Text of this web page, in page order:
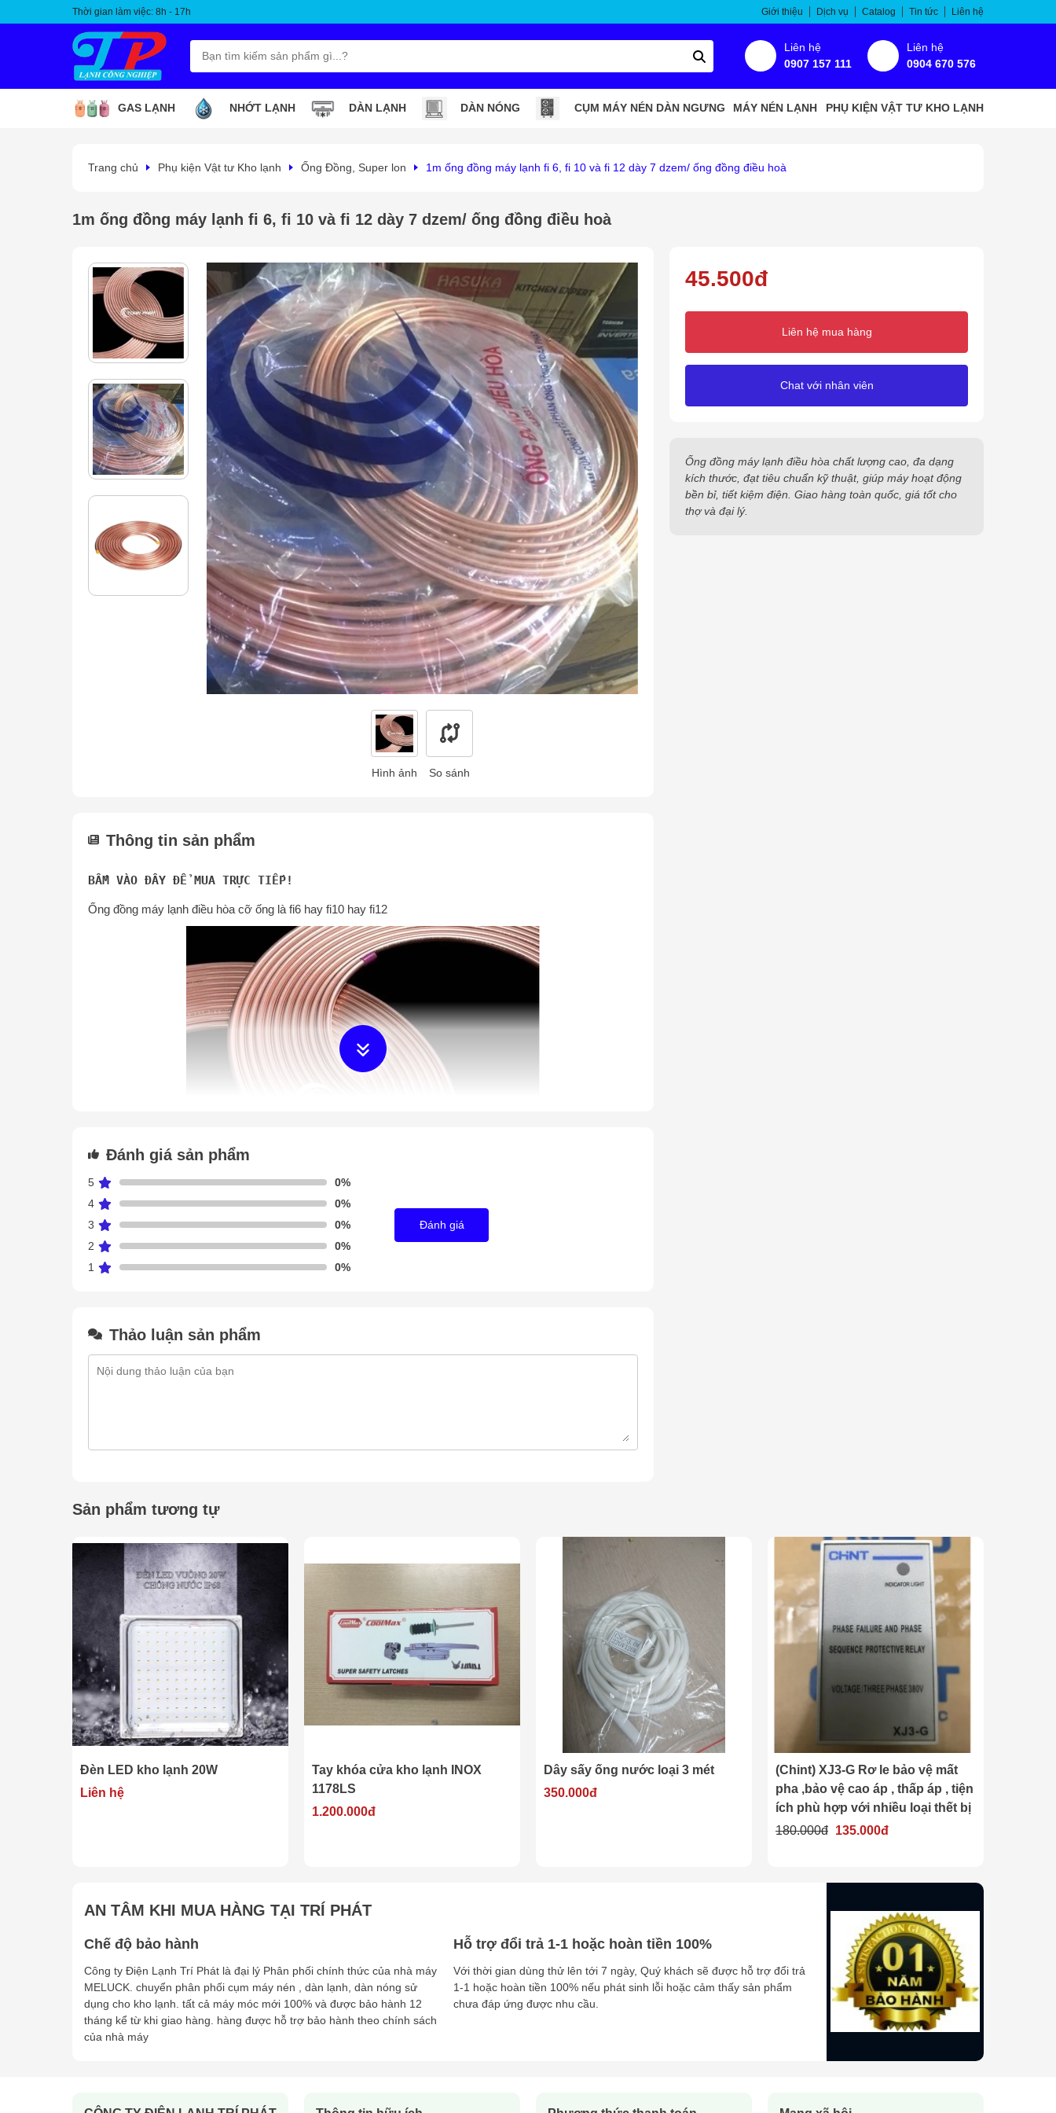
Thời gian làm việc: 8h - 17h Giới thiệu Dịch vụ Catalog Tin tức Liên hệ
Liên hệ
0907 157 111
Liên hệ
0904 670 576
GAS LẠNH NHỚT LẠNH DÀN LẠNH DÀN NÓNG CỤM MÁY NÉN DÀN NGƯNG MÁY NÉN LẠNH PHỤ KIỆN VẬT TƯ KHO LẠNH
Trang chủ Phụ kiện Vật tư Kho lạnh Ống Đồng, Super lon 1m ống đồng máy lạnh fi 6, fi 10 và fi 12 dày 7 dzem/ ống đồng điều hoà
1m ống đồng máy lạnh fi 6, fi 10 và fi 12 dày 7 dzem/ ống đồng điều hoà
45.500đ
Liên hệ mua hàng
Chat với nhân viên
Ống đồng máy lạnh điều hòa chất lượng cao, đa dạng
kích thước, đạt tiêu chuẩn kỹ thuật, giúp máy hoạt động
bền bỉ, tiết kiệm điện. Giao hàng toàn quốc, giá tốt cho
thợ và đại lý.
Hình ảnh So sánh
Thông tin sản phẩm
BẤM VÀO ĐÂY ĐỂ MUA TRỰC TIẾP!
Ống đồng máy lạnh điều hòa cỡ ống là fi6 hay fi10 hay fi12
cảm biến nhiệt, vv...
Đối với điều hòa 9000BTU ->12000BTU thông thường dùng cặp ống fi 6 / fi 10mm
Đánh giá sản phẩm
5
0%
4
0%
3
0%
2
0%
1
0%
Đánh giá
Thảo luận sản phẩm
Sản phẩm tương tự
LED kho lạnh 20W
Tay khóa cửa kho lạnh INOX
Dây sấy ống nước loại 3 mét
(Chint) XJ3-G Rơ le bảo vệ mất
pha ,bảo vệ cao áp , thấp áp , tiện
ích phù hợp với nhiều loại thết bị
135.000đ
Bộ điều khiển nhiệt
285, EW-285
415.000đ
AN TÂM KHI MUA HÀNG TẠI TRÍ PHÁT
Chế độ bảo hành
Công ty Điện Lạnh Trí Phát là đại lý Phân phối chính thức của nhà máy
MELUCK. chuyển phân phối cụm máy nén , dàn lạnh, dàn nóng sử
dụng cho kho lạnh. tất cả máy móc mới 100% và được bảo hành 12
tháng kể từ khi giao hàng. hàng được hỗ trợ bảo hành theo chính sách
của nhà máy
Hỗ trợ đổi trả 1-1 hoặc hoàn tiền 100%
Với thời gian dùng thử lên tới 7 ngày, Quý khách sẽ được hỗ trợ đổi trả
1-1 hoặc hoàn tiền 100% nếu phát sinh lỗi hoặc cảm thấy sản phẩm
chưa đáp ứng được nhu cầu.